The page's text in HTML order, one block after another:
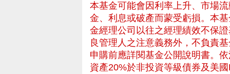
本基金可能會因利率上升、市場
金、利息或破產而蒙受虧損。本
金經理公司以往之經理績效不保
良管理人之注意義務外，不負責
申購前應詳閱基金公開說明書。
資產20%於非投資等級債券及美